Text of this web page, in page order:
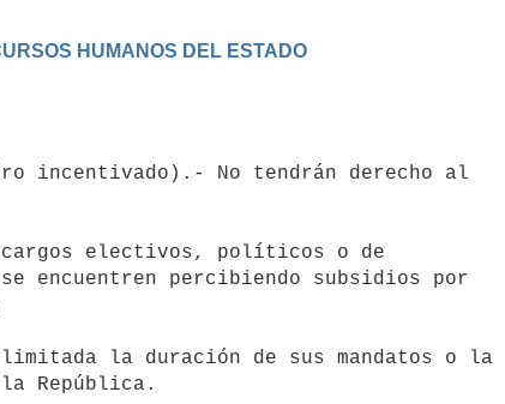
HUMANOS DEL ESTADO
cargos electivos, políticos o de
la duración de sus mandatos o la